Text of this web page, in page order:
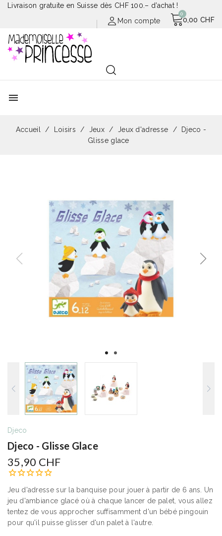
Livraison gratuite en Suisse dès CHF 100.– d’achat !
Mon compte
0,00 CHF
menu
Accueil Loisirs Jeux Jeux d'adresse
Djeco -
Glisse glace
Djeco
Djeco - Glisse Glace
35,90 CHF
Jeu d'adressesur la banquise pour jouer à partir de 6 ans. Un
jeu d'ambiance glacé où à chaque lancer de palet, vous allez
tentez de vous approcher suffisamment d'un bébé pingouin
pour qu'il puisse glisser d'un palet à l'autre.